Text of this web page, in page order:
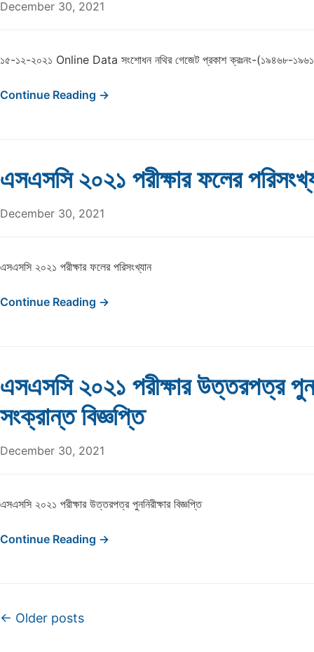
December 30, 2021
১৫-১২-২০২১ Online Data সংশোধন নথির গেজেট প্রকাশ ক্রঃনং-(১৯৪৬৮-
Continue Reading →
এসএসসি ২০২১ পরীক্ষার ফলের
December 30, 2021
এসএসসি ২০২১ পরীক্ষার ফলের পরিসংখ্যান
Continue Reading →
এসএসসি ২০২১ পরীক্ষার উত্তরপত্র
সংক্রান্ত বিজ্ঞপ্তি
December 30, 2021
এসএসসি ২০২১ পরীক্ষার উত্তরপত্র পুননিরীক্ষার বিজ্ঞপ্তি
Continue Reading →
Post navigation
← Older posts